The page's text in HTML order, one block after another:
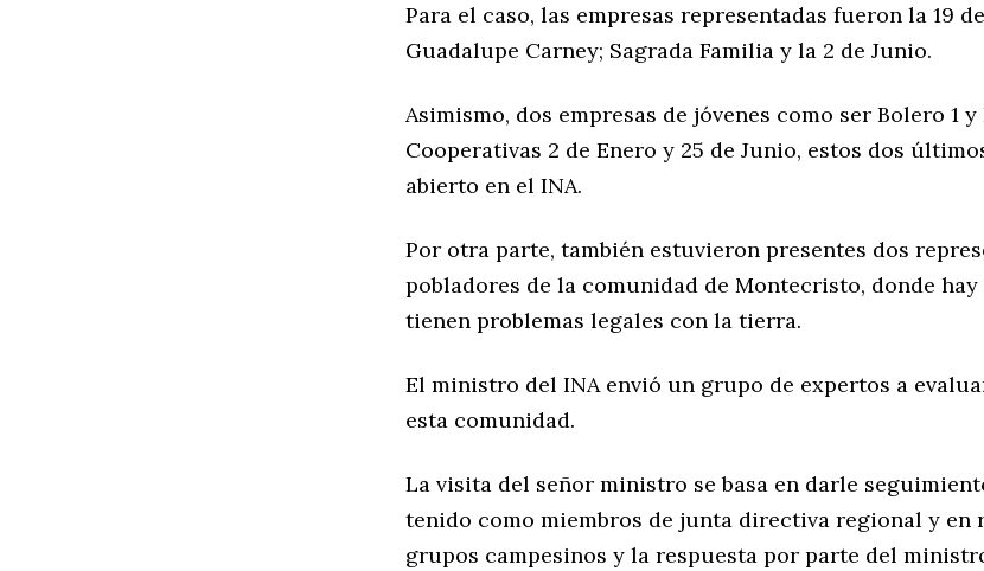
Para el caso, las empresas representadas fueron la 19
Guadalupe Carney; Sagrada Familia y la 2 de Junio.
Asimismo, dos empresas de jóvenes como ser Bolero 1 y
Cooperativas 2 de Enero y 25 de Junio, estos dos
abierto en el INA.
Por otra parte, también estuvieron presentes dos
pobladores de la comunidad de Montecristo, donde hay
tienen problemas legales con la tierra.
El ministro del INA envió un grupo de expertos a
esta comunidad.
La visita del señor ministro se basa en darle
tenido como miembros de junta directiva regional y en
grupos campesinos y la respuesta por parte del